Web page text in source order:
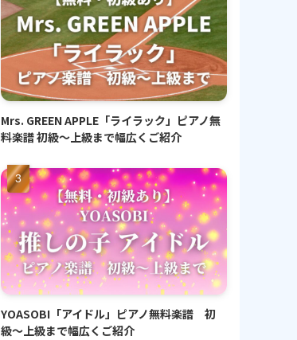
Mrs. GREEN APPLE「ライラック」ピアノ無
料楽譜 初級〜上級まで幅広くご紹介
YOASOBI「アイドル」ピアノ無料楽譜 初
級〜上級まで幅広くご紹介